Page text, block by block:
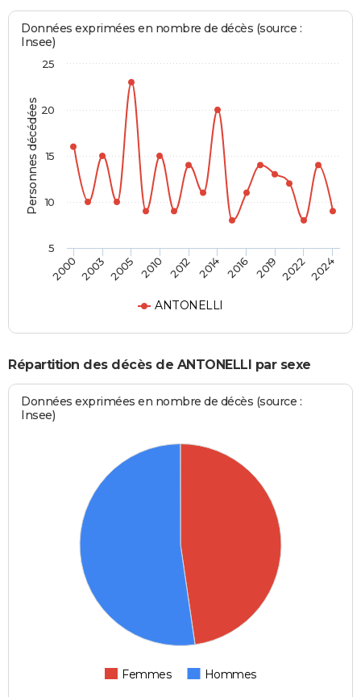
Personnes décédées
Données exprimées en nombre de décès (source :
Insee)
ANTONELLI
2000 2003 2005 2010 2012 2014 2016 2019 20222024
5
10
15
20
25
Répartition des décès de ANTONELLI par sexe
Données exprimées en nombre de décès (source :
Insee)
Femmes Hommes